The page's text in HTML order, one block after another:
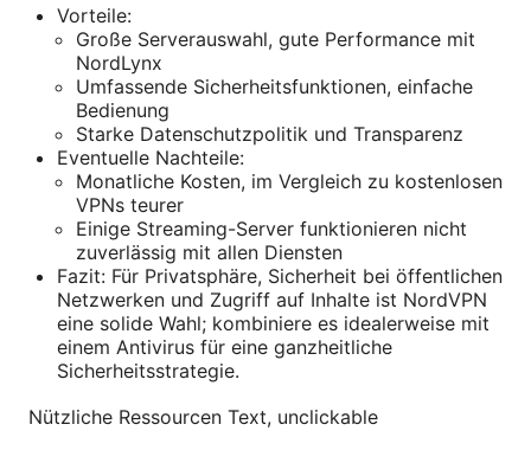
Vorteile:
Große Serverauswahl, gute Performance mit
NordLynx
Umfassende Sicherheitsfunktionen, einfache
Bedienung
Starke Datenschutzpolitik und Transparenz
Eventuelle Nachteile:
Monatliche Kosten, im Vergleich zu kostenlosen
VPNs teurer
Einige Streaming-Server funktionieren nicht
zuverlässig mit allen Diensten
Fazit: Für Privatsphäre, Sicherheit bei öffentlichen
Netzwerken und Zugriff auf Inhalte ist NordVPN
eine solide Wahl; kombiniere es idealerweise mit
einem Antivirus für eine ganzheitliche
Sicherheitsstrategie.
Nützliche Ressourcen Text, unclickable